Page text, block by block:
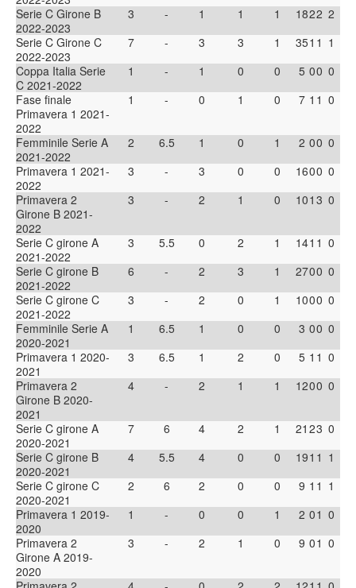
Serie C Girone B
2022-2023
3 - 1 1 1 1822 2
Serie C Girone C
2022-2023
7 - 3 3 1 351 1 1
Coppa Italia Serie
C 2021-2022
1 - 1 0 0 5 00 0
Fase finale
Primavera 1 2021-
2022
1 - 0 1 0 7 1 1 0
Femminile Serie A
2021-2022
2 6.5 1 0 1 2 00 0
Primavera 1 2021-
2022
3 - 3 0 0 1600 0
Primavera 2
Girone B 2021-
2022
3 - 2 1 0 101 3 0
Serie C girone A
2021-2022
3 5.5 0 2 1 141 1 0
Serie C girone B
2021-2022
6 - 2 3 1 2700 0
Serie C girone C
2021-2022
3 - 2 0 1 1000 0
Femminile Serie A
2020-2021
1 6.5 1 0 0 3 00 0
Primavera 1 2020-
2021
3 6.5 1 2 0 5 1 1 0
Primavera 2
Girone B 2020-
2021
4 - 2 1 1 1200 0
Serie C girone A
2020-2021
7 6 4 2 1 21 23 0
Serie C girone B
2020-2021
4 5.5 4 0 0 191 1 1
Serie C girone C
2020-2021
2 6 2 0 0 9 1 1 1
Primavera 1 2019-
2020
1 - 0 0 1 2 01 0
Primavera 2
Girone A 2019-
2020
3 - 2 1 0 9 01 0